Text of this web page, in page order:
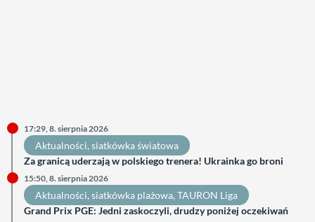
17:29, 8. sierpnia 2026
Aktualności, siatkówka światowa
Za granicą uderzają w polskiego trenera! Ukrainka go broni
15:50, 8. sierpnia 2026
Aktualności, siatkówka plażowa, TAURON Liga
Grand Prix PGE: Jedni zaskoczyli, drudzy poniżej oczekiwań